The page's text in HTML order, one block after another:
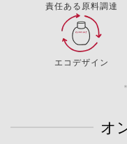
責任ある原料調達
エコデザイン
オ